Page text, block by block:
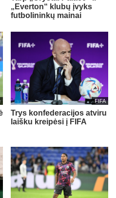
„Everton“ klubų įvyks
futbolininkų mainai
FIFA
Trys konfederacijos atviru
laišku kreipėsi į FIFA